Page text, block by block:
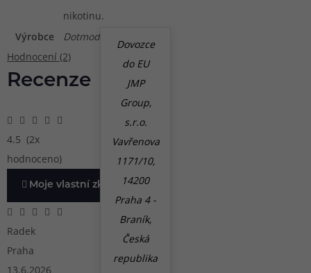
nikotinu.
Výrobce
Dotmod
Dovozce
do EU
JMP
Group,
s.r.o.
Vavřenova
1171/10,
14200
Praha 4 -
Braník,
Česká
republika
Hodnocení (2)
Recenze
4.5 (2x
hodnoceno)
Moje vlastní zkušenost
Radek
Praha
13.6.2026